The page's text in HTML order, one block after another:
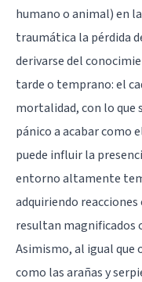
humano o animal) en
traumática la pérdida
derivarse del
tarde o temprano: el
mortalidad, con lo que
pánico a acabar como
puede influir la
entorno altamente
adquiriendo
resultan magnificados
Asimismo, al igual que
como las arañas y